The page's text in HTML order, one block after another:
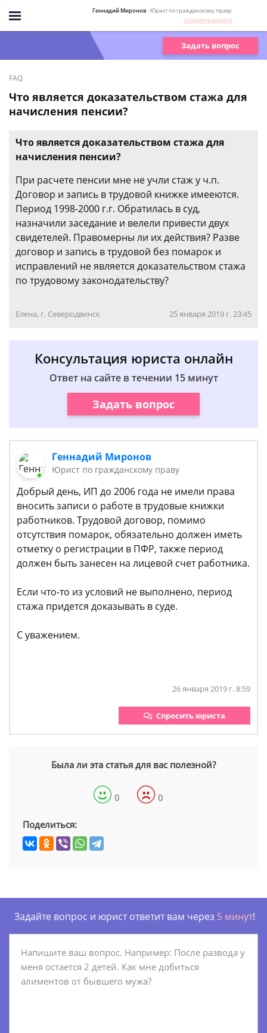
Геннадий Миронов- Юрист по гражданскому праву
Спросить юриста
Задать вопрос
FAQ
Что является доказательством стажа для
начисления пенсии?
Что является доказательством стажа для
начисления пенсии?
При расчете пенсии мне не учли стаж у ч.п.
Договор и запись в трудовой книжке имееются.
Период 1998-2000 г.г. Обратилась в суд,
назначили заседание и велели привести двух
свидетелей. Правомерны ли их действия? Разве
договор и запись в трудовой без помарок и
исправлений не является доказательством стажа
по трудовому законодательству?
Елена, г. Северодвинск 25 января 2019 г. 23:45
Консультация юриста онлайн
Ответ на сайте в течении 15 минут
Задать вопрос
Геннадий Миронов
Юрист по гражданскому праву
Добрый день, ИП до 2006 года не имели права
вносить записи о работе в трудовые книжки
работников. Трудовой договор, помимо
отсутствия помарок, обязательно должен иметь
отметку о регистрации в ПФР, также период
должен быть занесен на лицевой счет работника.
Если что-то из условий не выполнено, период
стажа придется доказывать в суде.
С уважением.
26 января 2019 г. 8:59
Спросить юриста
Была ли эта статья для вас полезной?
0 0
Поделиться:
Задайте вопрос и юрист ответит вам через 5 минут!